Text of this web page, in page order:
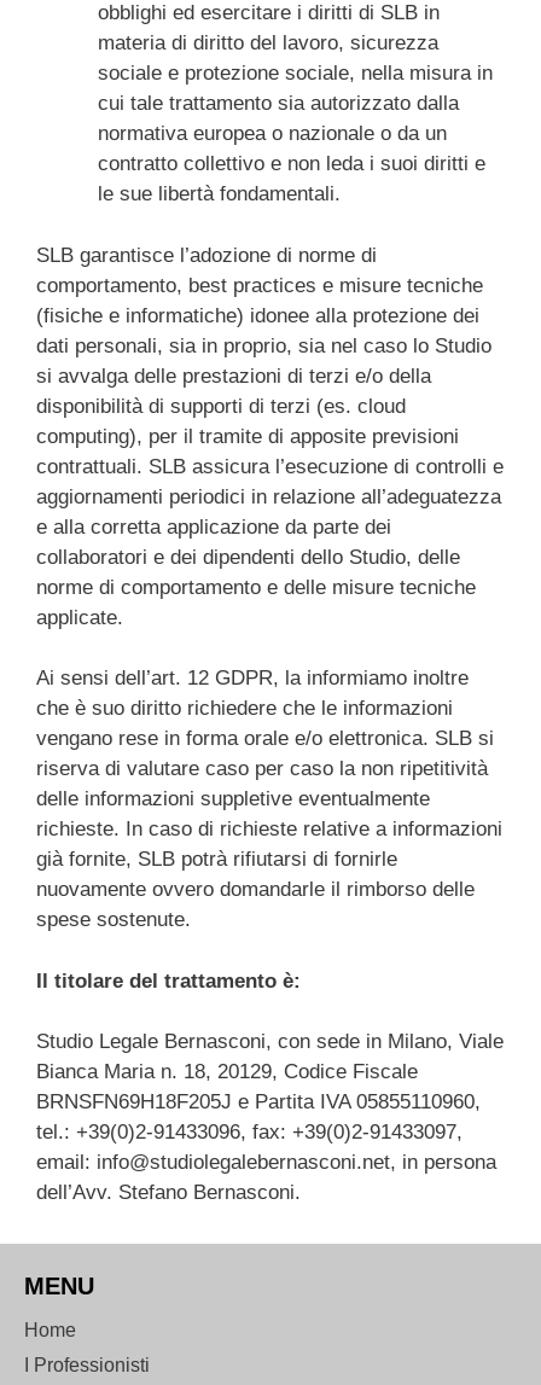
obblighi ed esercitare i diritti di SLB in
materia di diritto del lavoro, sicurezza
sociale e protezione sociale, nella misura in
cui tale trattamento sia autorizzato dalla
normativa europea o nazionale o da un
contratto collettivo e non leda i suoi diritti e
le sue libertà fondamentali.
SLB garantisce l’adozione di norme di
comportamento, best practices e misure tecniche
(fisiche e informatiche) idonee alla protezione dei
dati personali, sia in proprio, sia nel caso lo Studio
si avvalga delle prestazioni di terzi e/o della
disponibilità di supporti di terzi (es. cloud
computing), per il tramite di apposite previsioni
contrattuali. SLB assicura l’esecuzione di controlli e
aggiornamenti periodici in relazione all’adeguatezza
e alla corretta applicazione da parte dei
collaboratori e dei dipendenti dello Studio, delle
norme di comportamento e delle misure tecniche
applicate.
Ai sensi dell’art. 12 GDPR, la informiamo inoltre
che è suo diritto richiedere che le informazioni
vengano rese in forma orale e/o elettronica. SLB si
riserva di valutare caso per caso la non ripetitività
delle informazioni suppletive eventualmente
richieste. In caso di richieste relative a informazioni
già fornite, SLB potrà rifiutarsi di fornirle
nuovamente ovvero domandarle il rimborso delle
spese sostenute.
Il titolare del trattamento è:
Studio Legale Bernasconi, con sede in Milano, Viale
Bianca Maria n. 18, 20129, Codice Fiscale
BRNSFN69H18F205J e Partita IVA 05855110960,
tel.: +39(0)2-91433096, fax: +39(0)2-91433097,
email: info@studiolegalebernasconi.net, in persona
dell’Avv. Stefano Bernasconi.
MENU
Home
I Professionisti